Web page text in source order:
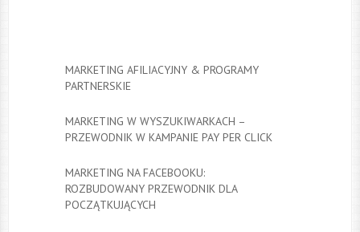
MARKETING AFILIACYJNY & PROGRAMY
PARTNERSKIE
MARKETING W WYSZUKIWARKACH –
PRZEWODNIK W KAMPANIE PAY PER CLICK
MARKETING NA FACEBOOKU:
ROZBUDOWANY PRZEWODNIK DLA
POCZĄTKUJĄCYCH